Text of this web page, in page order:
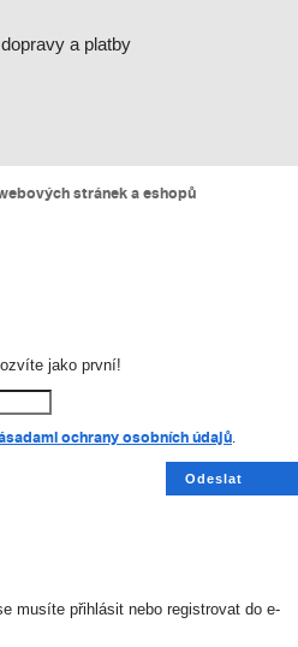
a platby
stránek a eshopů
jako první!
ochrany osobních údajů.
Odeslat
musíte přihlásit nebo registrovat do e-